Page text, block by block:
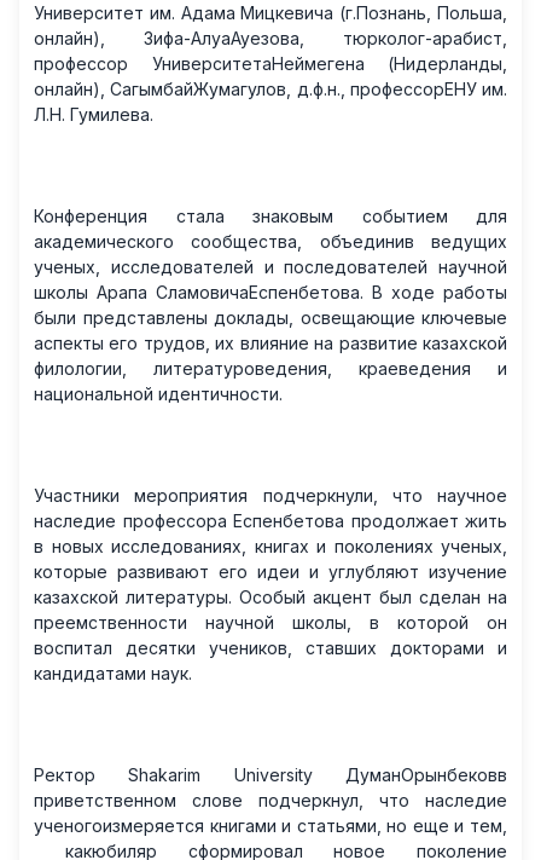
Университет им. Адама Мицкевича (г.Познань, Польша,
онлайн), Зифа-АлуаАуезова, тюрколог-арабист,
профессор УниверситетаНеймегена (Нидерланды,
онлайн), СагымбайЖумагулов, д.ф.н., профессорЕНУ им.
Л.Н. Гумилева.
Конференция стала знаковым событием для
академического сообщества, объединив ведущих
ученых, исследователей и последователей научной
школы Арапа СламовичаЕспенбетова. В ходе работы
были представлены доклады, освещающие ключевые
аспекты его трудов, их влияние на развитие казахской
филологии, литературоведения, краеведения и
национальной идентичности.
Участники мероприятия подчеркнули, что научное
наследие профессора Еспенбетова продолжает жить
в новых исследованиях, книгах и поколениях ученых,
которые развивают его идеи и углубляют изучение
казахской литературы. Особый акцент был сделан на
преемственности научной школы, в которой он
воспитал десятки учеников, ставших докторами и
кандидатами наук.
Ректор Shakarim University ДуманОрынбековв
приветственном слове подчеркнул, что наследие
ученогоизмеряется книгами и статьями, но еще и тем,
какюбиляр сформировал новое поколение